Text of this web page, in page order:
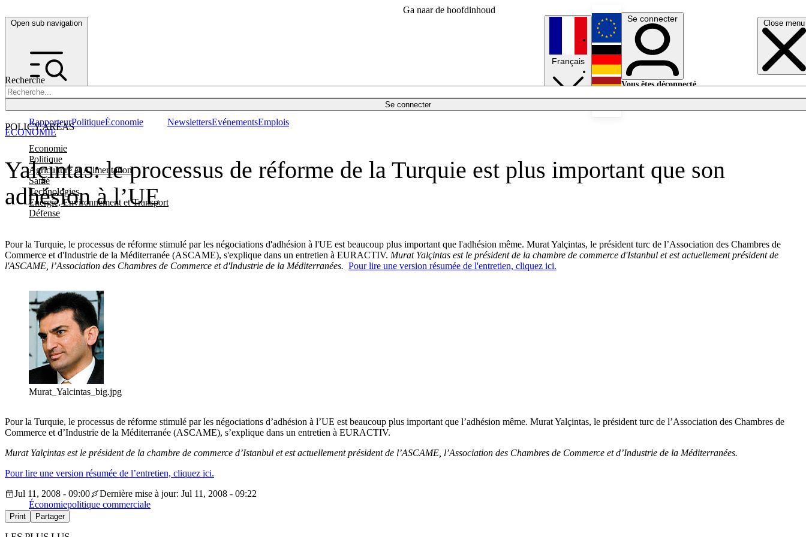
Ga naar de hoofdinhoud
Open sub navigation Close menu
Recherche
Se connecter
POLICY AREAS
Economie
Politique
Agriculture et Alimentation
Santé
Technologies
Energie, Environnement et Transport
Défense
RapporteurPolitiqueÉconomie NewslettersEvénementsEmplois
Français
English
Deutsch
Se connecter
Vous êtes déconnecté.
Yalçintas: le processus de réforme de la Turquie est plus important que son
adhésion à l’UE
Pour la Turquie, le processus de réforme stimulé par les négociations d'adhésion à l'UE est beaucoup plus important que l'adhésion même. Murat Yalçintas, le président turc de l’Association des Chambres de
Commerce et d'Industrie de la Méditerranée (ASCAME), s'explique dans un entretien à EURACTIV. Murat Yalçintas est le président de la chambre de commerce d'Istanbul et est actuellement président de
l'ASCAME, l’Association des Chambres de Commerce et d'Industrie de la Méditerranées. Pour lire une version résumée de l'entretien, cliquez ici.
ÉCONOMIE
Murat_Yalcintas_big.jpg
Pour la Turquie, le processus de réforme stimulé par les négociations d’adhésion à l’UE est beaucoup plus important que l’adhésion même. Murat Yalçintas, le président turc de l’Association des Chambres de
Commerce et d’Industrie de la Méditerranée (ASCAME), s’explique dans un entretien à EURACTIV.
Murat Yalçintas est le président de la chambre de commerce d’Istanbul et est actuellement président de l’ASCAME, l’Association des Chambres de Commerce et d’Industrie de la Méditerranées.
Pour lire une version résumée de l’entretien, cliquez ici.
Jul 11, 2008 - 09:00
Dernière mise à jour: Jul 11, 2008 - 09:22
Économiepolitique commerciale
Print Partager